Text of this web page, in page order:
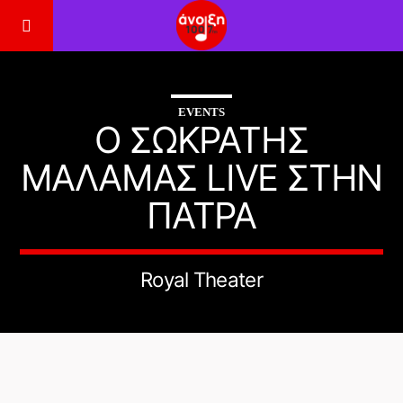
EVENTS
Ο ΣΩΚΡΆΤΗΣ
ΜΆΛΑΜΑΣ LIVE ΣΤΗΝ
ΠΆΤΡΑ
Royal Theater